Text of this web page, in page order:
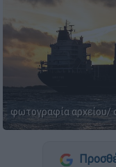
φωτογραφία αρχείου/